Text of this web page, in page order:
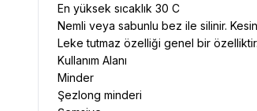
En yüksek sıcaklık 30 C
Nemli veya sabunlu bez ile silinir.
Leke tutmaz özelliği genel bir
Kullanım Alanı
Minder
Şezlong minderi